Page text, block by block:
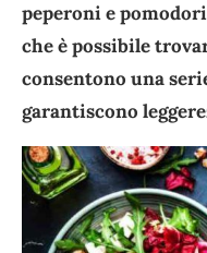
peperoni e
che è possibile
consentono una
garantiscono